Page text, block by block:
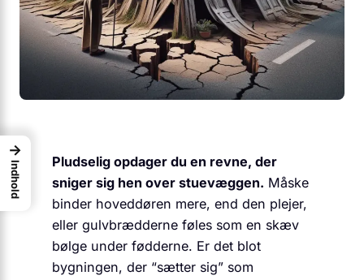
Pludselig opdager du en revne, der
sniger sig hen over stuevæggen. Måske
binder hoveddøren mere, end den plejer,
eller gulvbrædderne føles som en skæv
bølge under fødderne. Er det blot
bygningen, der “sætter sig” som
→
Indhold